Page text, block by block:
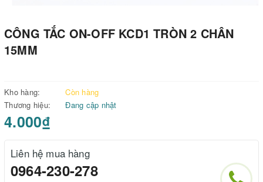
CÔNG TẮC ON-OFF KCD1 TRÒN 2 CHÂN
15MM
Kho hàng:
Còn hàng
Thương hiệu:
Đang cập nhật
4.000₫
Liên hệ mua hàng
0964-230-278